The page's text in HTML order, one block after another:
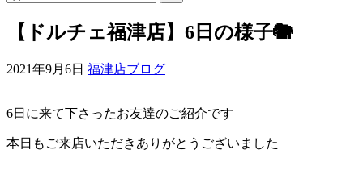
ル
（福
【ドルチェ福津店】6日の様子🐘
2021年9月6日 福津店ブログ
6日に来て下さったお友達のご紹介です
本日もご来店いただきありがとうございました